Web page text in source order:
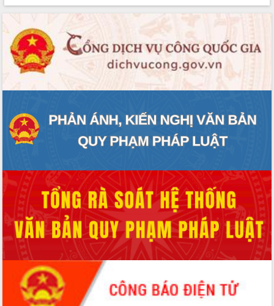
Rà soát, hoàn thiện hệ thống thiết chế
văn hóa, thể thao đáp ứng yêu cầu
phát triển mới
Thường trực HĐND tỉnh Đắk Lắk gặp
mặt Đoàn chuyên gia y tế TP. Hồ Chí
Minh
Bàn giải pháp tháo gỡ khó khăn trong
xuất khẩu sầu riêng và triển khai quy
định EUDR
vùng trồng và doanh nghiệp đóng gói
sầu riêng tại Đắk Lắk
Trình diễn nghệ thuật chế biến các
món ăn từ sầu riêng
Đắk Lắk công bố Quy hoạch và xúc
tiến đầu tư tỉnh
Ngành cá ngừ Đắk Lắk chủ động thích
ứng để giữ vững thị trường xuất khẩu
Diễn đàn Kinh tế tư nhân Việt Nam đột
phá cơ chế - Hợp tác công tư